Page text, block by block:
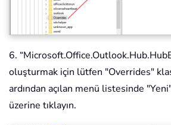
6.
oluşturmak için lütfen "Overrides"
ardından açılan menü listesinde
üzerine tıklayın.